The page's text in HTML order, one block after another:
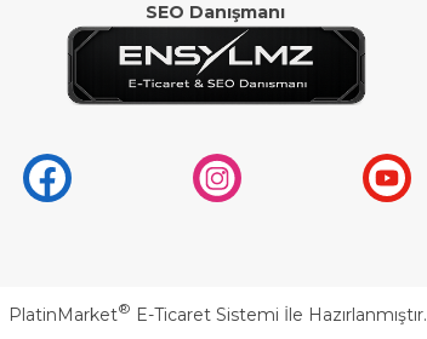
SEO Danışmanı
PlatinMarket® E-Ticaret Sistemi İle Hazırlanmıştır.